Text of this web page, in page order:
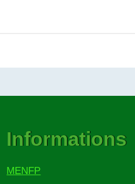
Informations
MENFP